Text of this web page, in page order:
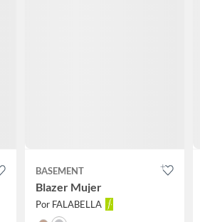
BASEMENT
Blazer Mujer
Por FALABELLA